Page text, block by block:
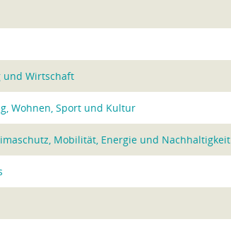
und Wirtschaft
Wohnen, Sport und Kultur
Mobilität, Energie und Nachhaltigkeit